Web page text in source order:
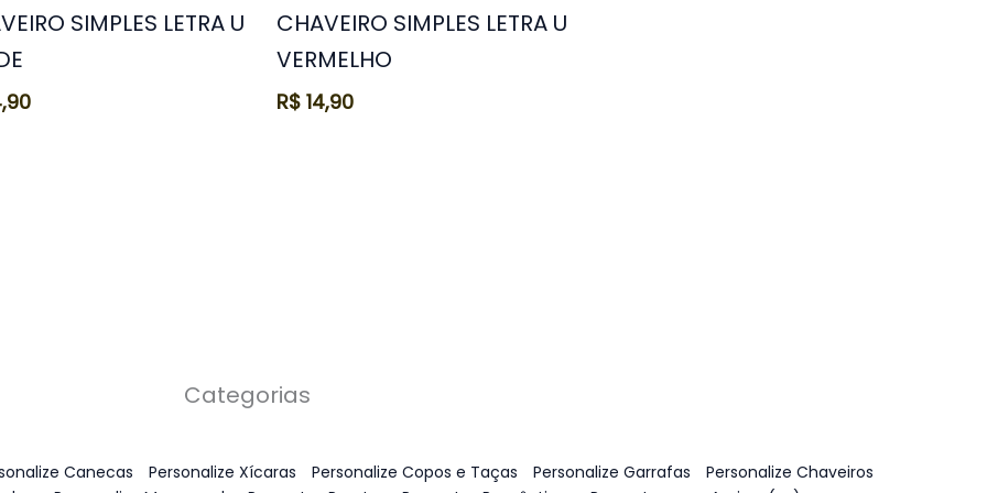
SIMPLES LETRA U
CHAVEIRO SIMPLES LETRA U
VERMELHO
R$14,90
Categorias
Canecas Personalize Xícaras Personalize Copos e Taças Personalize Garrafas
Personalize Chaveiros